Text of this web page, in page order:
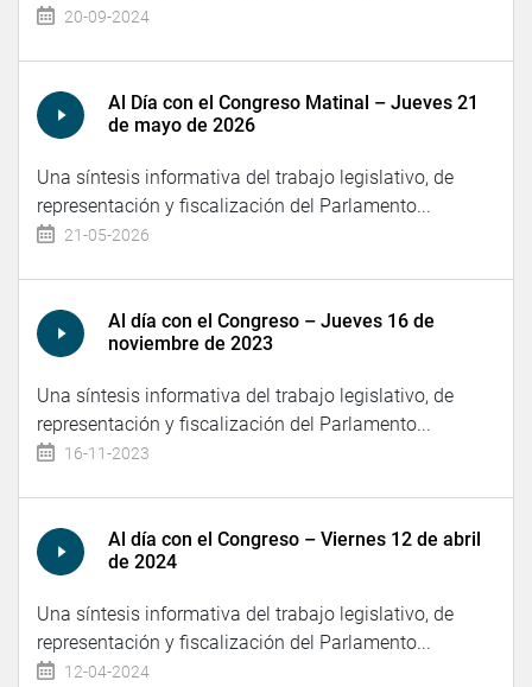
20-09-2024
Al Día con el Congreso Matinal – Jueves 21
de mayo de 2026
Una síntesis informativa del trabajo legislativo, de
representación y fiscalización del Parlamento...
21-05-2026
Al día con el Congreso – Jueves 16 de
noviembre de 2023
Una síntesis informativa del trabajo legislativo, de
representación y fiscalización del Parlamento...
16-11-2023
Al día con el Congreso – Viernes 12 de abril
de 2024
Una síntesis informativa del trabajo legislativo, de
representación y fiscalización del Parlamento...
12-04-2024